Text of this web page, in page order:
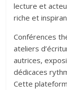
lecture et
riche et
Conférences
ateliers
autrices,
dédicaces
Cette